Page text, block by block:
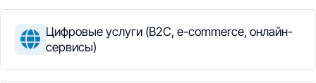
Цифровые услуги (B2C, e-commerce, онлайн-
сервисы)